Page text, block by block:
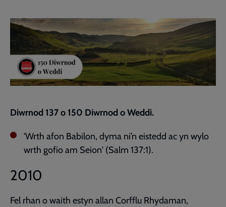
Diwrnod 137 o 150 Diwrnod o Weddi.
'Wrth afon Babilon, dyma ni’n eistedd ac yn wylo
wrth gofio am Seion' (Salm 137:1).
2010
Fel rhan o waith estyn allan Corfflu Rhydaman,